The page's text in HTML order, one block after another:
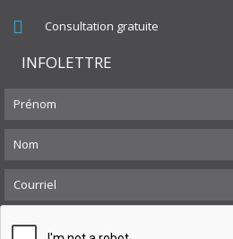
Consultation gratuite
INFOLETTRE